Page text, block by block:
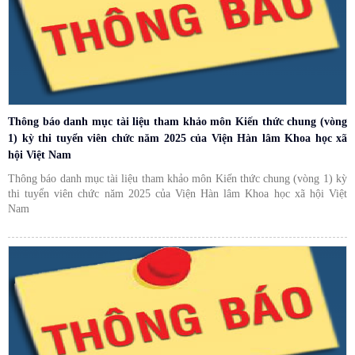
Thông báo danh mục tài liệu tham khảo môn Kiến thức chung (vòng
1) kỳ thi tuyển viên chức năm 2025 của Viện Hàn lâm Khoa học xã
hội Việt Nam
Thông báo danh mục tài liệu tham khảo môn Kiến thức chung (vòng 1) kỳ
thi tuyển viên chức năm 2025 của Viện Hàn lâm Khoa học xã hội Việt
Nam